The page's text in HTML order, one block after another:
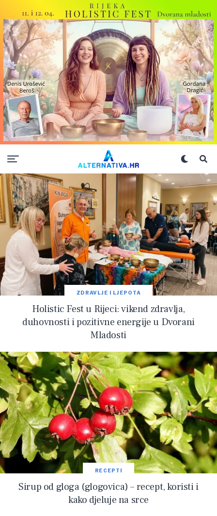
ZDRAVLJE I LJEPOTA
Holistic Fest u Rijeci: vikend zdravlja,
duhovnosti i pozitivne energije u Dvorani
Mladosti
RECEPTI
Sirup od gloga (glogovica) – recept, koristi i
kako djeluje na srce